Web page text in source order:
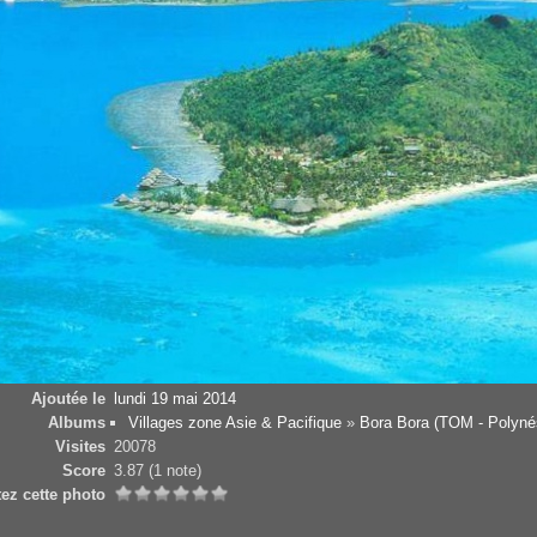
Ajoutée le
lundi 19 mai 2014
Albums
Villages zone Asie & Pacifique » Bora Bora (TOM -
Visites 20078
Score 3.87 (1 note)
cette photo